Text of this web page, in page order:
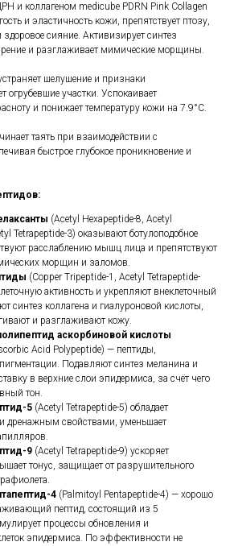
и коллагеном medicube PDRN Pink Collagen
и эластичность кожи, препятствует птозу,
сияние. Активизирует синтез
и разглаживает мимические морщины.
шелушение и признаки
огрубевшие участки. Успокаивает
и понижает температуру кожи на 7.9°C.
таять при взаимодействии с
быстрое глубокое проникновение и
(Acetyl Hexapeptide-8, Acetyl
Tetrapeptide-3) оказывают ботулоподобное
расслаблению мышц лица и препятствуют
морщин и заломов.
(Copper Tripeptide-1, Acetyl Tetrapeptide-
активность и укрепляют внеклеточный
синтез коллагена и гиалуроновой кислоты,
и разглаживают кожу.
аскорбиновой кислоты
Acid Polypeptide) — пептиды,
Подавляют синтез меланина и
в верхние слои эпидермиса, за счёт чего
тон.
5 (Acetyl Tetrapeptide-5) обладает
дренажным свойствами, уменьшает
9 (Acetyl Tetrapeptide-9) ускоряет
тонус, защищает от разрушительного
4 (Palmitoyl Pentapeptide-4) — хорошо
пептид, состоящий из 5
процессы обновления и
эпидермиса. По эффективности не